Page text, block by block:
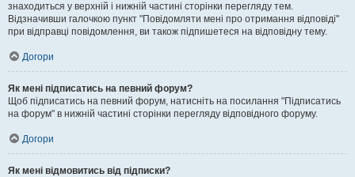
знаходиться у верхній і нижній частині сторінки перегляду тем.
Відзначивши галочкою пункт "Повідомляти мені про отримання відповіді"
при відправці повідомлення, ви також підпишетеся на відповідну тему.
Догори
Як мені підписатись на певний форум?
Щоб підписатись на певний форум, натисніть на посилання "Підписатись
на форум" в нижній частині сторінки перегляду відповідного форуму.
Догори
Як мені відмовитись від підписки?